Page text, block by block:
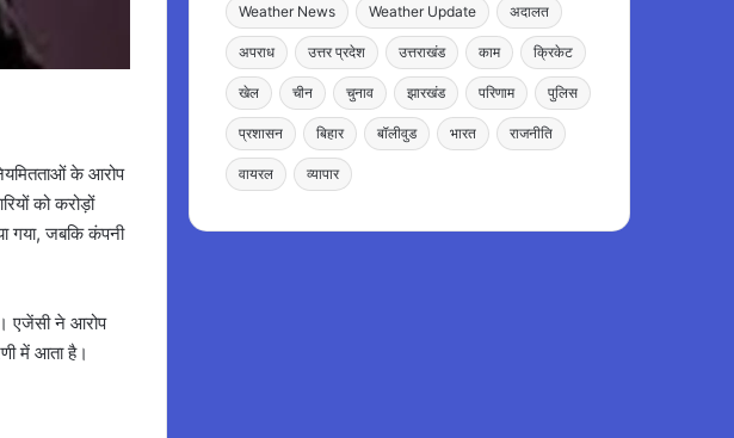
के आरोप
को करोड़ों
गया, जबकि कंपनी
एजेंसी ने आरोप
में आता है।
Weather News Weather Update अदालत
अपराध उत्तर प्रदेश उत्तराखंड काम क्रिकेट
खेल चीन चुनाव झारखंड परिणाम पुलिस
प्रशासन बिहार बॉलीवुड भारत राजनीति
वायरल व्यापार